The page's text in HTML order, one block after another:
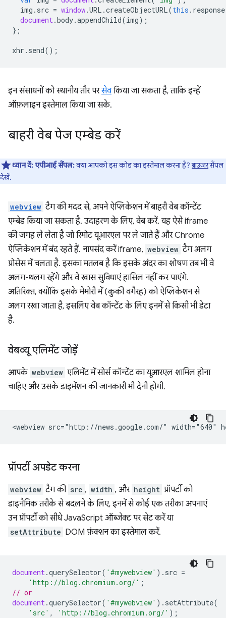
img . src = window.URL .createObjectURL(this . response
document.body.appendChild(img);
};
xhr . send();
इन संसाधनों को स्थानीय तौर परसेवकिया जा सकता है, ताकि इन्हें
ऑफ़लाइन इस्तेमाल किया जा सके.
बाहरी वेब पेज एम्बेड करें
ध्यान दें:एपीआई सैंपल:क्या आपको इस कोड का इस्तेमाल करना है?ब्राउज़रसैंपल
देखें.
webview टैग की मदद से, अपने ऐप्लिकेशन में बाहरी वेब कॉन्टेंट
एम्बेड किया जा सकता है. उदाहरण के लिए, वेब करें. यह ऐसे iframe
की जगह ले लेता है जो रिमोट यूआरएल पर ले जाते हैं और Chrome
ऐप्लिकेशन में बंद रहते हैं. नापसंद करें iframe, webview टैग अलग
प्रोसेस में चलता है. इसका मतलब है कि इसके अंदर का शोषण तब भी वे
अलग-थलग रहेंगे और वे खास सुविधाएं हासिल नहीं कर पाएंगे.
अतिरिक्त, क्योंकि इसके मेमोरी में (कुकी वगैरह) को ऐप्लिकेशन से
अलग रखा जाता है, इसलिए वेब कॉन्टेंट के लिए इनमें से किसी भी डेटा
है.
वेबव्यू एलिमेंट जोड़ें
आपके webview एलिमेंट में सोर्स कॉन्टेंट का यूआरएल शामिल होना
चाहिए और उसके डाइमेंशन की जानकारी भी देनी होगी.
प्रॉपर्टी अपडेट करना
webview टैग की src , width , और height प्रॉपर्टी को
डाइनैमिक तरीके से बदलने के लिए, इनमें से कोई एक तरीका अपनाएं
उन प्रॉपर्टी को सीधे JavaScript ऑब्जेक्ट पर सेट करें या
setAttribute DOM फ़ंक्शन का इस्तेमाल करें.
document.querySelector( '#mywebview' ). src =
'http://blog.chromium.org/' ;
// or
document.querySelector( '#mywebview' ). setAttribute(
'src' , 'http://blog.chromium.org/' );